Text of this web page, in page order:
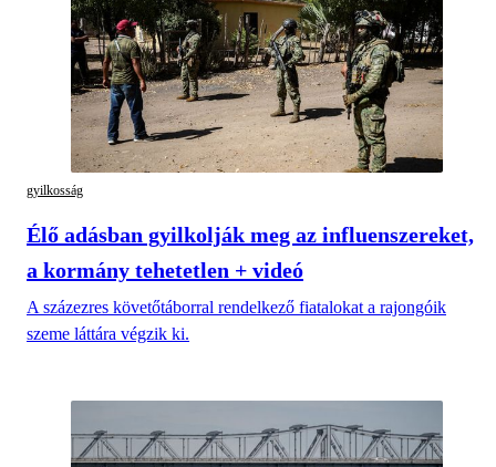
gyilkosság
Élő adásban gyilkolják meg az influenszereket,
a kormány tehetetlen + videó
A százezres követőtáborral rendelkező fiatalokat a rajongóik
szeme láttára végzik ki.